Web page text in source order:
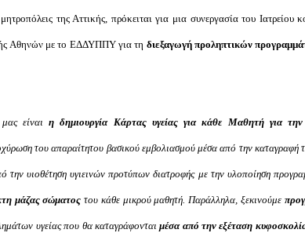
της Αττικής, πρόκειται για μια συνεργασία του Ιατρείου
Αθηνών με το ΕΔΔΥΠΠΥ για τη διεξαγωγή προληπτικών
μας είναιη δημιουργία Κάρτας υγείας για κάθε Μαθητή για
του απαραίτητου βασικού εμβολιασμού μέσα από την καταγραφή
την υιοθέτηση υγιεινών προτύπων διατροφής με την υλοποίηση
μάζας σώματος του κάθε μικρού μαθητή Παράλληλα, ξεκινούμε
υγείας που θα καταγράφονταιμέσα από την εξέταση